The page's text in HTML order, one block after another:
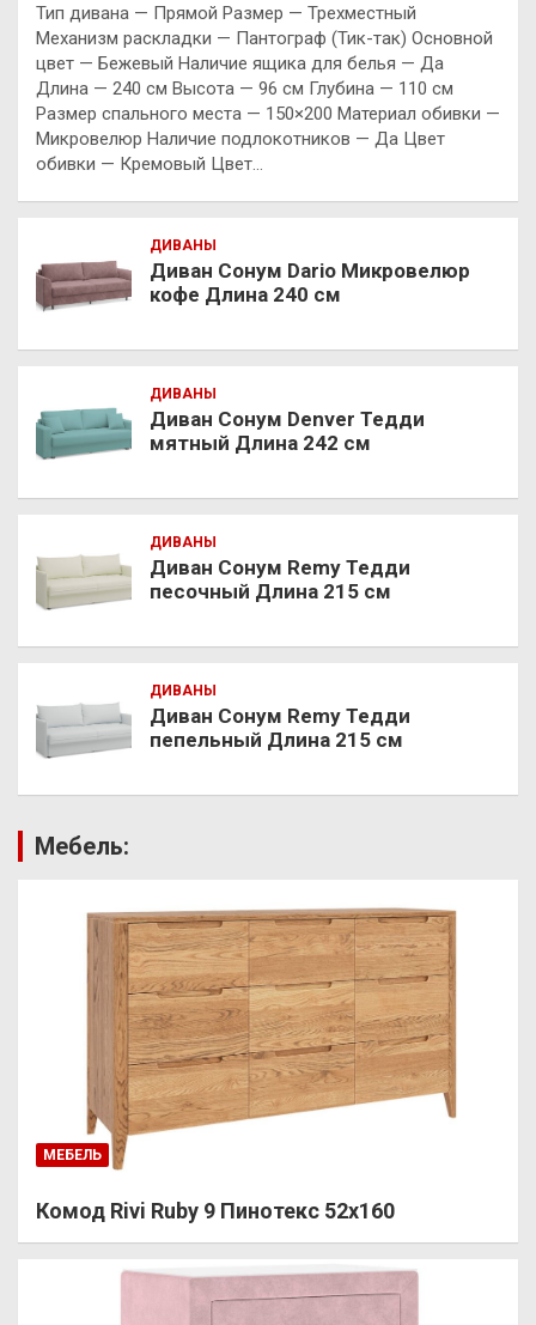
Тип дивана — Прямой Размер — Трехместный
Механизм раскладки — Пантограф (Тик-так) Основной
цвет — Бежевый Наличие ящика для белья — Да
Длина — 240 см Высота — 96 см Глубина — 110 см
Размер спального места — 150×200 Материал обивки —
Микровелюр Наличие подлокотников — Да Цвет
обивки — Кремовый Цвет…
ДИВАНЫ
Диван Сонум Dario Микровелюр
кофе Длина 240 см
ДИВАНЫ
Диван Сонум Denver Тедди
мятный Длина 242 см
ДИВАНЫ
Диван Сонум Remy Тедди
песочный Длина 215 см
ДИВАНЫ
Диван Сонум Remy Тедди
пепельный Длина 215 см
Мебель:
МЕБЕЛЬ
Комод Rivi Ruby 9 Пинотекс 52х160